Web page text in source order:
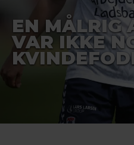
EN MÅLRIG
VAR IKKE